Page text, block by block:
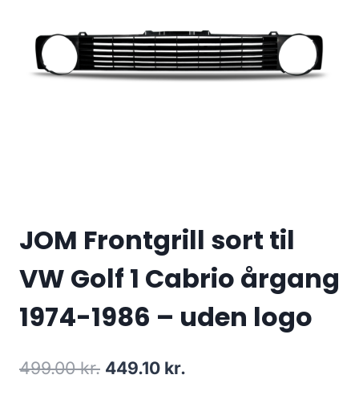
JOM Frontgrill sort til
VW Golf 1 Cabrio årgang
1974-1986 – uden logo
499.00kr. Den
449.10 kr.